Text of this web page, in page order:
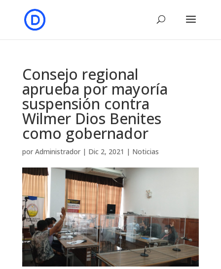
Consejo regional
aprueba por mayoría
suspensión contra
Wilmer Dios Benites
como gobernador
por Administrador| Dic 2, 2021 | Noticias